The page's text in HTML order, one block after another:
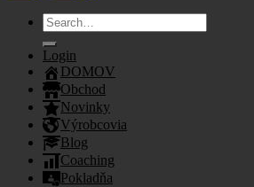
Search
for:
Login
DOMOV
Obchod
Novinky
Výrobcovia
Blog
Coaching
Pokladňa